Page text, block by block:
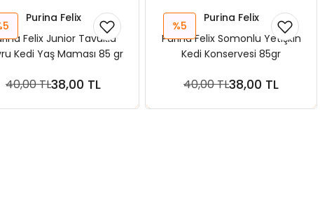
Purina Felix
Felix Junior Tavuklu
Kedi Yaş Maması 85 gr
40,00 TL38,00 TL
Sepete Ekle
%5
Purina Felix
Purina Felix Somonlu Yetişkin
Kedi Konservesi 85gr
40,00 TL38,00 TL
Sepete Ekle